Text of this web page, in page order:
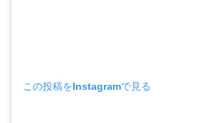
この投稿をInstagramで見る